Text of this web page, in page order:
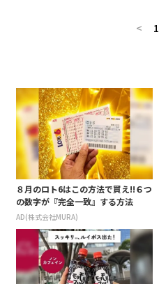
< 1
８月のロト6はこの方法で買え!!６つ
の数字が『完全一致』する方法
AD(株式会社MURA)